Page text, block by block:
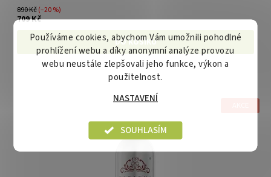
890 Kč(–20 %)
709 Kč
Používáme cookies, abychom Vám umožnili pohodlné
prohlížení webu a díky anonymní analýze provozu
webu neustále zlepšovali jeho funkce, výkon a
použitelnost.
NASTAVENÍ
SOUHLASÍM